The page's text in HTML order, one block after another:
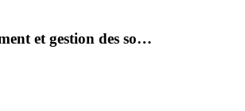
et gestion des so…